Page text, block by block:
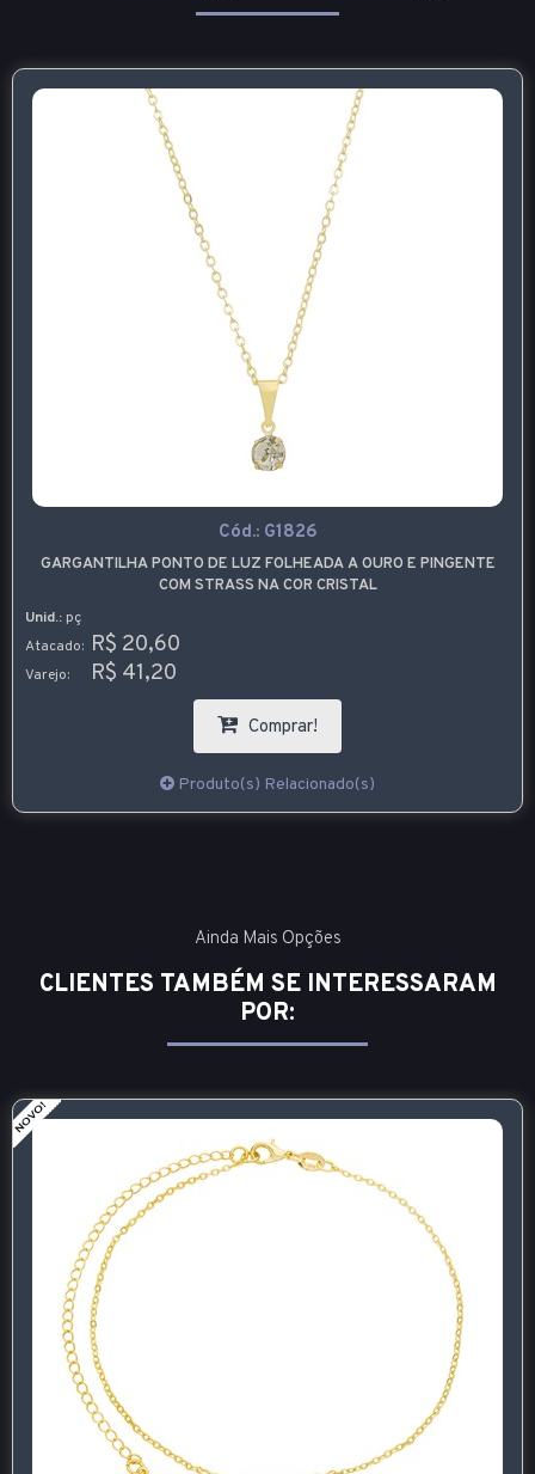
Cód.: G1826
GARGANTILHA PONTO DE LUZ FOLHEADA A OURO E PINGENTE
COM STRASS NA COR CRISTAL
Unid.: pç
Atacado: R$ 20,60
Varejo: R$ 41,20
Comprar!
Produto(s) Relacionado(s)
Ainda Mais Opções
CLIENTES TAMBÉM SE INTERESSARAM
POR: